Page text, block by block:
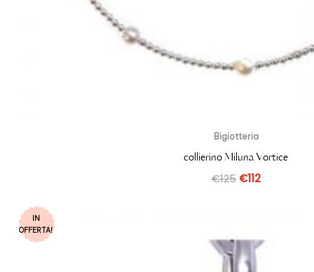
Bigiotteria
collierino Miluna Vortice
€125 €112
IN
OFFERTA!